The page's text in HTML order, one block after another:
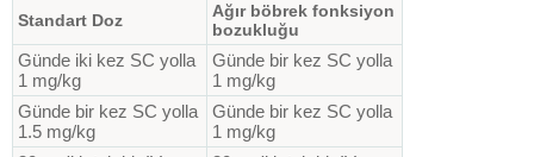
Standart Doz
Ağır böbrek fonksiyon
bozukluğu
Günde iki kez SC yolla
1 mg/kg
Günde bir kez SC yolla
1 mg/kg
Günde bir kez SC yolla
1.5 mg/kg
Günde bir kez SC yolla
1 mg/kg